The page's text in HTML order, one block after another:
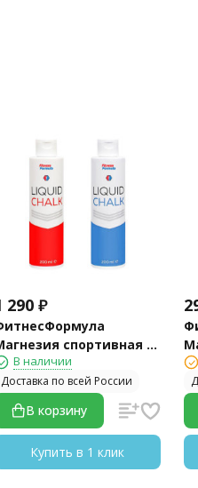
290 ₽
спортивная в
(250 мл)
В наличии
Доставка по всей России
В корзину
Купить в 1 клик